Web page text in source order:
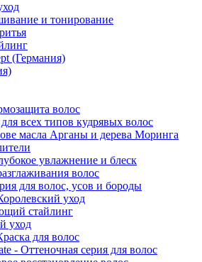
и тонирование
(Германия)
волос
всех типов кудрявых волос
масла Арганы и дерева Моринга
увлажнение и блеск
волос
для волос, усов и бороды
уход
стайлинг
уход
для волос
- Оттеночная серия для волос